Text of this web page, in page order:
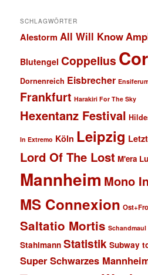
SCHLAGWÖRTER
Alestorm All Will Know
Blutengel Coppelius
Dornenreich Eisbrecher
Frankfurt Harakiri For The Sky
Hexentanz Festival
In Extremo Köln Leipzig
Lord Of The Lost M'era
Mannheim Mono
MS Connexion
Saltatio Mortis Schandmaul
Stahlmann Statistik Subway
Super Schwarzes